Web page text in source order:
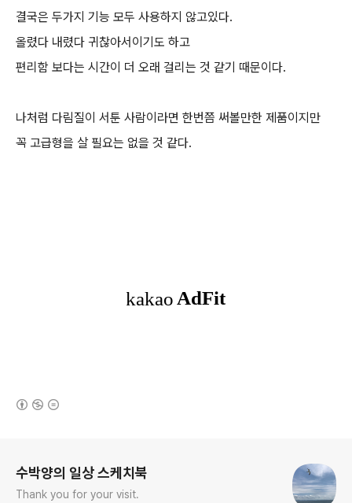
결국은 두가지 기능 모두 사용하지 않고있다.
올렸다 내렸다 귀찮아서이기도 하고
편리함 보다는 시간이 더 오래 걸리는 것 같기 때문이다.
나처럼 다림질이 서툰 사람이라면 한번쯤 써볼만한 제품이지만
꼭 고급형을 살 필요는 없을 것 같다.
수박양의 일상 스케치북
Thank you for your visit.